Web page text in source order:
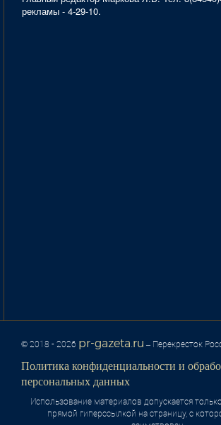
рекламы - 4-29-10.
© 2018 - 2026 pr-gazeta.ru – Перекресток
Политика конфиденциальности и
персональных данных
Использование материалов допускается
прямой гиперссылкой на страницу, с